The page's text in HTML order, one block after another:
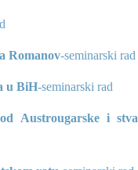
Romanov-seminarski rad
u BiH-seminarski rad
Austrougarske i